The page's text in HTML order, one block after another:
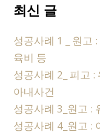
최신 글
성공사례 1 _ 원고
육비 등
성공사례 2_ 피고
아내사건
성공사례 3_원고 :
성공사례 4_원고 :